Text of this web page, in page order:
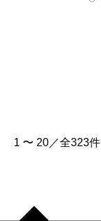
1 〜 20／全323件